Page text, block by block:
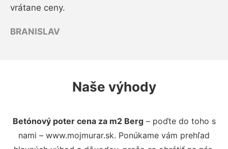
vrátane ceny.
BRANISLAV
Naše výhody
Betónový poter cena za m2 Berg– poďte do toho s
nami – www.mojmurar.sk. Ponúkame vám prehľad